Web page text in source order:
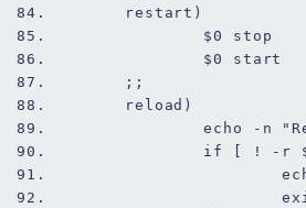
84.
        restart)
85.
$0
stop
86.
$0
start
87.
        ;;
88.
        reload)
89.
echo -n
90.
if [ ! -r
91.
92.